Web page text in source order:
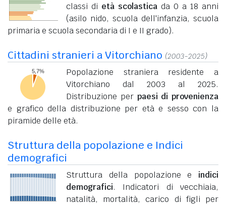
classi di età scolastica da 0 a 18 anni
(asilo nido, scuola dell'infanzia, scuola
primaria e scuola secondaria di I e II grado).
Cittadini stranieri a Vitorchiano (2003-2025)
Popolazione straniera residente a
Vitorchiano dal 2003 al 2025.
Distribuzione per paesi di provenienza
e grafico della distribuzione per età e sesso con la
piramide delle età.
Struttura della popolazione e Indici
demografici
Struttura della popolazione e indici
demografici. Indicatori di vecchiaia,
natalità, mortalità, carico di figli per